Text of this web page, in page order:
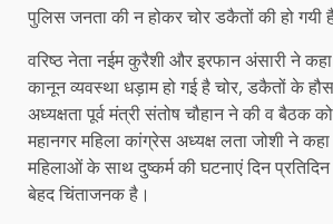
पुलिस जनता की न होकर चोर डकैतों की हो गयी
वरिष्ठ नेता नईम कुरैशी और इरफान अंसारी ने
कानून व्यवस्था धड़ाम हो गई है चोर, डकैतों के
अध्यक्षता पूर्व मंत्री संतोष चौहान ने की व बैठक
महानगर महिला कांग्रेस अध्यक्ष लता जोशी ने
महिलाओं के साथ दुष्कर्म की घटनाएं दिन
बेहद चिंताजनक है।